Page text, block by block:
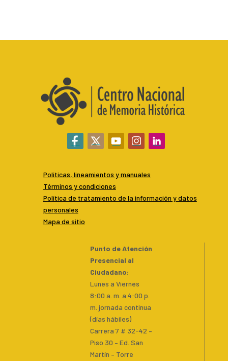
Políticas, lineamientos y manuales
Términos y condiciones
Política de tratamiento de la información y datos
personales
Mapa de sitio
Punto de Atención
Presencial al
Ciudadano:
Lunes a Viernes
8:00 a. m. a 4:00 p.
m. jornada continua
(días hábiles)
Carrera 7 # 32-42 –
Piso 30 – Ed. San
Martín – Torre